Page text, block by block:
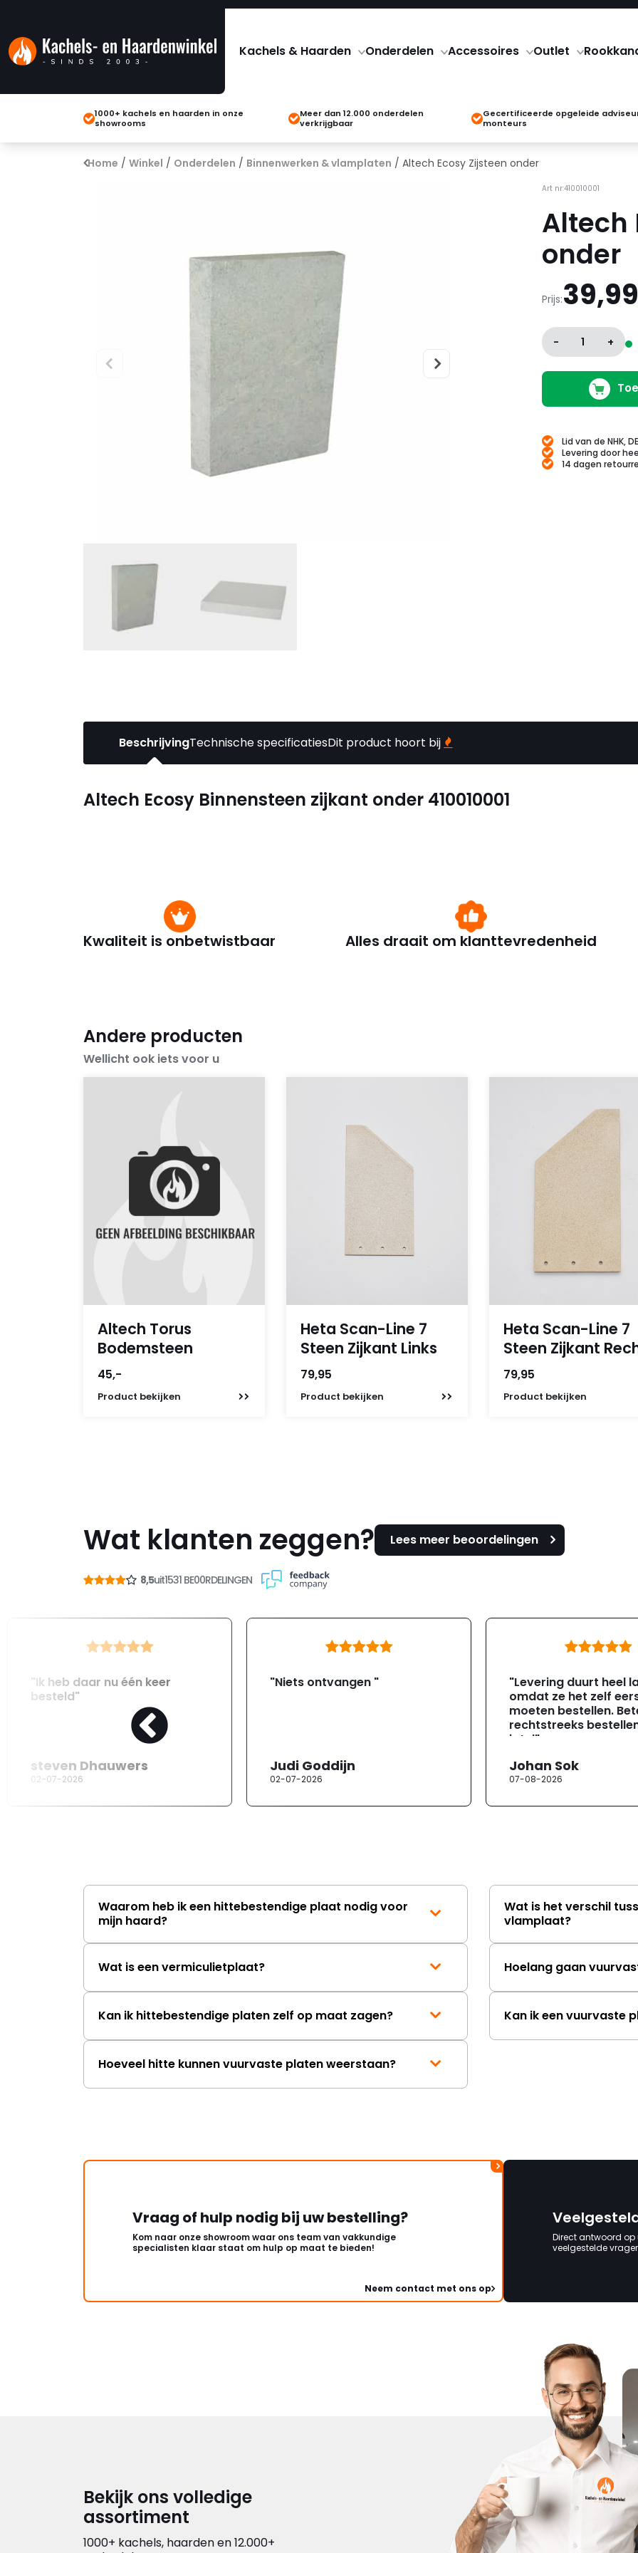
Kachels & Haarden Onderdelen Accessoires Outlet
1000+ kachels en haarden in onze
showrooms
Meer dan 12.000 onderdelen
verkrijgbaar
Gecertificeerde opgeleide
monteurs
Home / Winkel / Onderdelen / Binnenwerken & vlamplaten / Altech Ecosy Zijsteen onder
Art nr:410010001
Altech
onder
Prijs:39,99
- 1 +
Lid van de NHK,
Levering door
14 dagen
BeschrijvingTechnische specificatiesDit product hoort bij
Altech Ecosy Binnensteen zijkant onder 410010001
Kwaliteit is onbetwistbaar Alles draait om klanttevredenheid
Andere producten
Wellicht ook iets voor u
Altech Torus
Bodemsteen
45,-
Product bekijken
Heta Scan-Line 7
Steen Zijkant Links
79,95
Product bekijken
Heta Scan-Line 7
Steen Zijkant
79,95
Product bekijken
Wat klanten zeggen? Lees meer beoordelingen
8,5uit1531 BE00RDELINGEN
"Ik heb daar nu één keer
besteld"
steven Dhauwers
02-07-2026
"Niets ontvangen "
Judi Goddijn
02-07-2026
"Levering duurt heel
omdat ze het zelf
moeten bestellen.
rechtstreeks
jotul"
Johan Sok
07-08-2026
Waarom heb ik een hittebestendige plaat nodig voor
mijn haard?
Wat is een vermiculietplaat?
Kan ik hittebestendige platen zelf op maat zagen?
Hoeveel hitte kunnen vuurvaste platen weerstaan?
Wat is het verschil
vlamplaat?
Hoelang gaan
Kan ik een vuurvaste
Vraag of hulp nodig bij uw bestelling?
Kom naar onze showroom waar ons team van vakkundige
specialisten klaar staat om hulp op maat te bieden!
Neem contact met ons op
Direct antwoord op
veelgestelde
Bekijk ons volledige
assortiment
1000+ kachels, haarden en 12.000+